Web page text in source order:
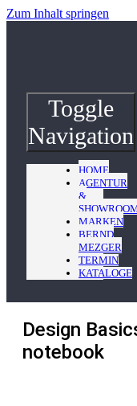
Zum Inhalt springen
Toggle
Navigation
HOME
AGENTUR
&
MARKEN
BERND
MEZGER
TERMIN
KATALOGE
Design
notebook